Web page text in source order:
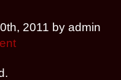
2011 by admin